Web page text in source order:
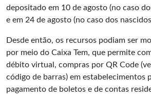
depositado em 10 de agosto (no caso
e em 24 de agosto (no caso dos
Desde então, os recursos podiam ser
por meio do Caixa Tem, que permite
débito virtual, compras por QR Code
código de barras) em estabelecimentos
pagamento de boletos e de contas